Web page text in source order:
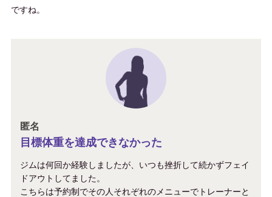
ですね。
匿名
目標体重を達成できなかった
ジムは何回か経験しましたが、いつも挫折して続かずフェイ
ドアウトしてました。
こちらは予約制でその人それぞれのメニューでトレーナーと